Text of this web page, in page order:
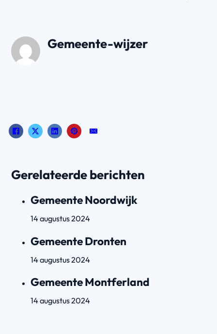
Gemeente-wijzer
Gerelateerde berichten
Gemeente Noordwijk
14 augustus 2024
Gemeente Dronten
14 augustus 2024
Gemeente Montferland
14 augustus 2024